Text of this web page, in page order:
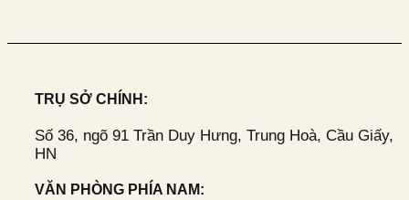
TRỤ SỞ CHÍNH:
Số 36, ngõ 91 Trần Duy Hưng, Trung Hoà, Cầu Giấy,
HN
VĂN PHÒNG PHÍA NAM: